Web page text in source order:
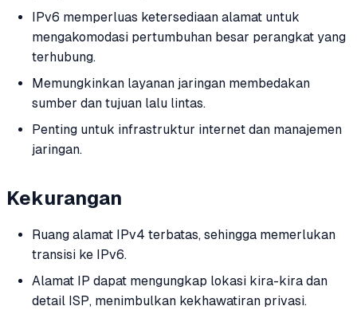
IPv6 memperluas ketersediaan alamat untuk
mengakomodasi pertumbuhan besar perangkat yang
terhubung.
Memungkinkan layanan jaringan membedakan
sumber dan tujuan lalu lintas.
Penting untuk infrastruktur internet dan manajemen
jaringan.
Kekurangan
Ruang alamat IPv4 terbatas, sehingga memerlukan
transisi ke IPv6.
Alamat IP dapat mengungkap lokasi kira-kira dan
detail ISP, menimbulkan kekhawatiran privasi.